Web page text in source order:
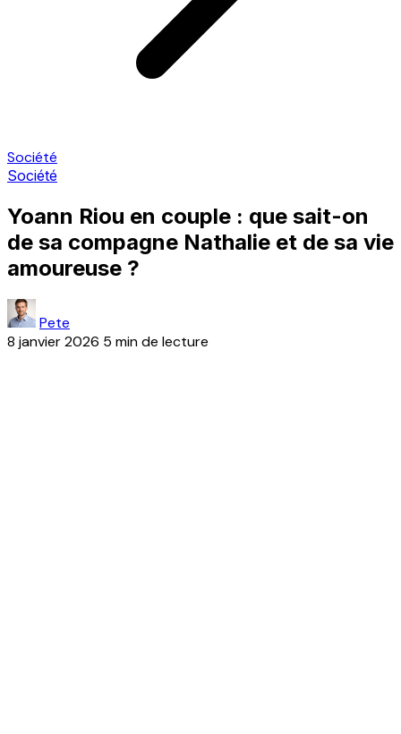
Société
Société
Yoann Riou en couple : que sait-on
de sa compagne Nathalie et de sa vie
amoureuse ?
Pete
8 janvier 2026 5 min de lecture